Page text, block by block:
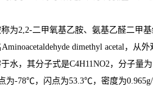
为2,2-二甲氧基乙胺、氨基乙醛二甲
dimethyl acetal，从
水，其分子式是C4H11NO2，分子量
-78℃，闪点为53.3℃，密度为0.965g/